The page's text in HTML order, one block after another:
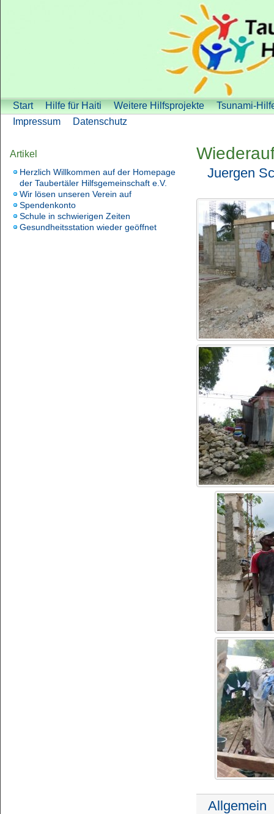
Start Hilfe für Haiti Weitere Hilfsprojekte
Tsunami-
Impressum
Datenschutz
Juergen
Allgemein
Artikel
Herzlich Willkommen auf der Homepage
der Taubertäler Hilfsgemeinschaft e.V.
Wir lösen unseren Verein auf
Spendenkonto
Schule in schwierigen Zeiten
Gesundheitsstation wieder geöffnet